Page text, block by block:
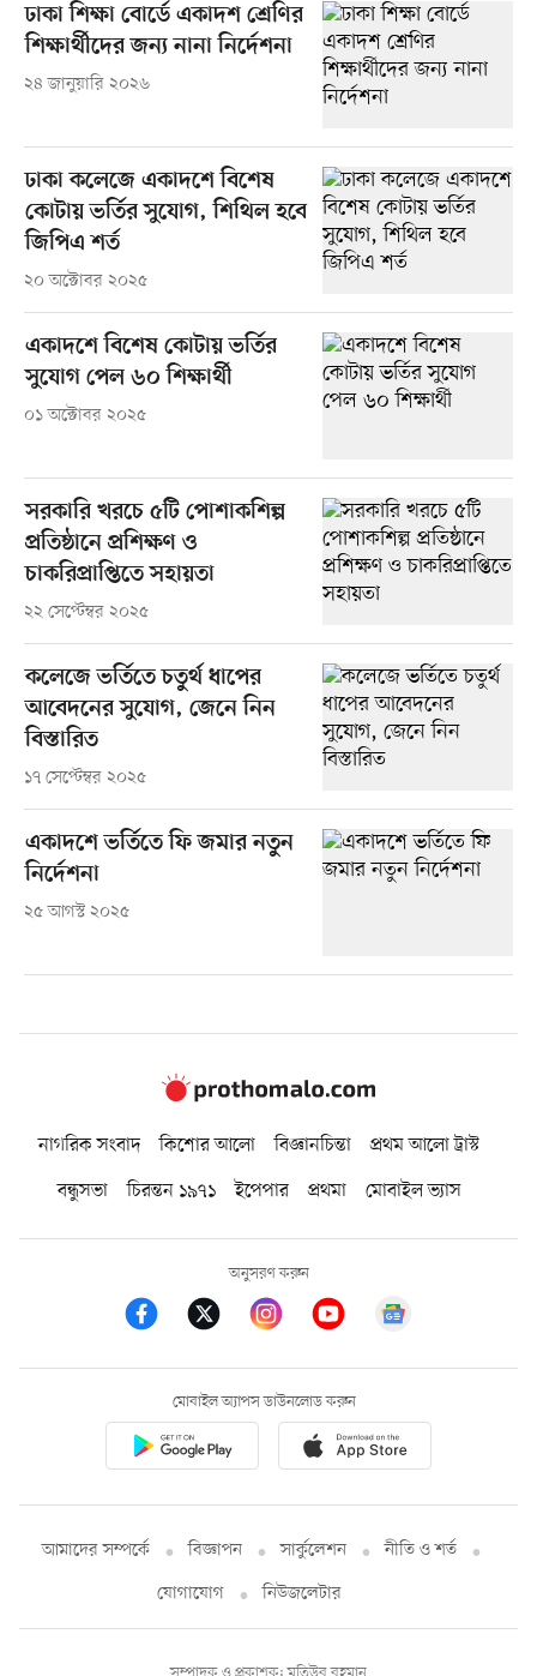
ঢাকা শিক্ষা বোর্ডে একাদশ শ্রেণির
শিক্ষার্থীদের জন্য নানা নির্দেশনা
২৪ জানুয়ারি ২০২৬
ঢাকা কলেজে একাদশে বিশেষ
কোটায় ভর্তির সুযোগ, শিথিল হবে
জিপিএ শর্ত
২০ অক্টোবর ২০২৫
একাদশে বিশেষ কোটায় ভর্তির
সুযোগ পেল ৬০ শিক্ষার্থী
০১ অক্টোবর ২০২৫
সরকারি খরচে ৫টি পোশাকশিল্প
প্রতিষ্ঠানে প্রশিক্ষণ ও
চাকরিপ্রাপ্তিতে সহায়তা
২২ সেপ্টেম্বর ২০২৫
কলেজে ভর্তিতে চতুর্থ ধাপের
আবেদনের সুযোগ, জেনে নিন
বিস্তারিত
১৭ সেপ্টেম্বর ২০২৫
একাদশে ভর্তিতে ফি জমার নতুন
নির্দেশনা
২৫ আগস্ট ২০২৫
নাগরিক সংবাদ কিশোর আলো বিজ্ঞানচিন্তা
প্রথম আলো ট্রাস্ট
বন্ধুসভা
চিরন্তন ১৯৭১ ইপেপার প্রথমা মোবাইল ভ্যাস
অনুসরণ করুন
মোবাইল অ্যাপস ডাউনলোড করুন
আমাদের সম্পর্কে বিজ্ঞাপন সার্কুলেশন
নীতি ও শর্ত
যোগাযোগ
নিউজলেটার